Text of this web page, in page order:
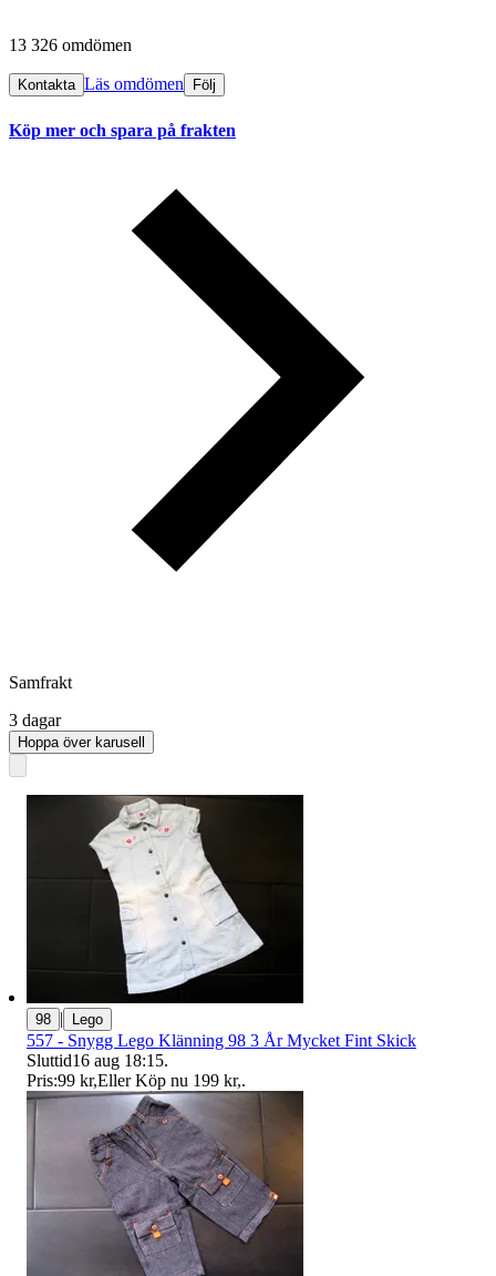
13 326 omdömen
Kontakta Läs omdömen Följ
Köp mer och spara på frakten
Samfrakt
3 dagar
Hoppa över karusell
98 | Lego
557 - Snygg Lego Klänning 98 3 År Mycket Fint Skick
Sluttid16 aug 18:15.
Pris:99 kr,Eller Köp nu 199 kr,.